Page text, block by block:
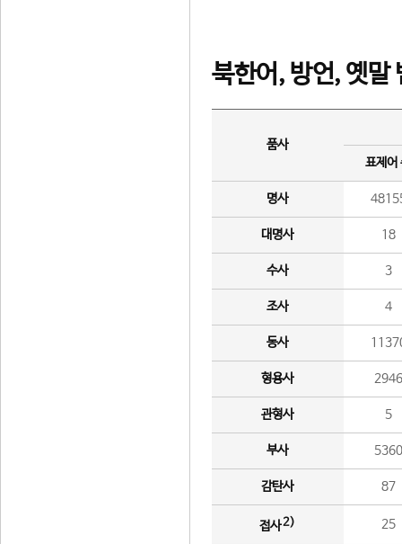
북한어, 방언, 옛말
품사
표제어
명사
대명사 18
수사 3
조사 4
동사
형용사 2946
관형사 5
부사 5360
감탄사 87
접사2) 25